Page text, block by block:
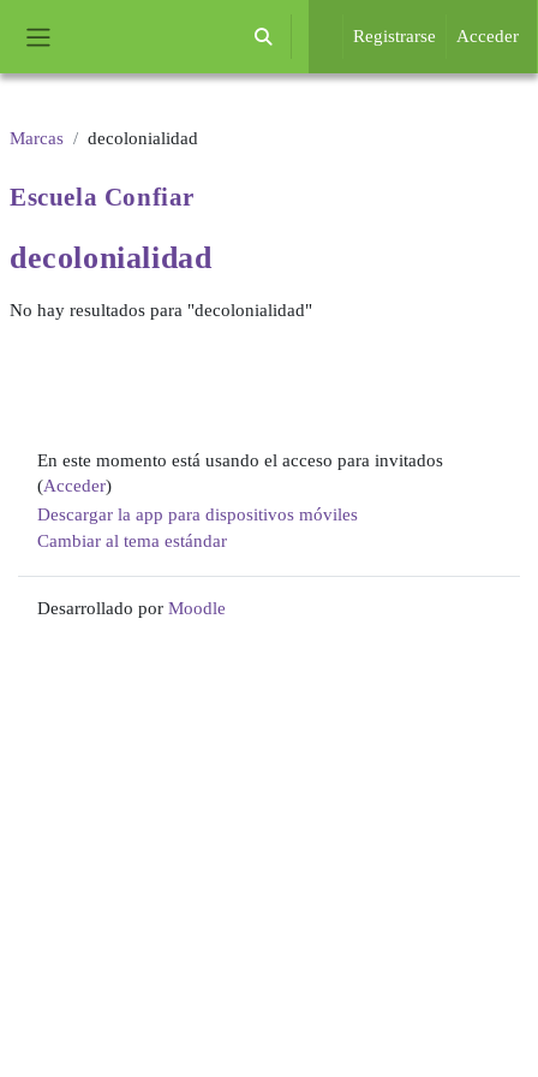
Selector de búsqueda de entrada
Registrarse Acceder
Marcas decolonialidad
Escuela Confiar
decolonialidad
No hay resultados para "decolonialidad"
En este momento está usando el acceso para invitados
(Acceder)
Descargar la app para dispositivos móviles
Cambiar al tema estándar
Desarrollado por Moodle